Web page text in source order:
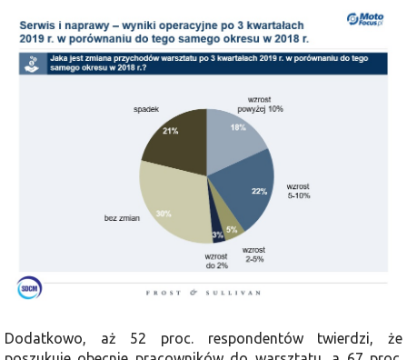
Dodatkowo, aż 52 proc. respondentów twierdzi, że